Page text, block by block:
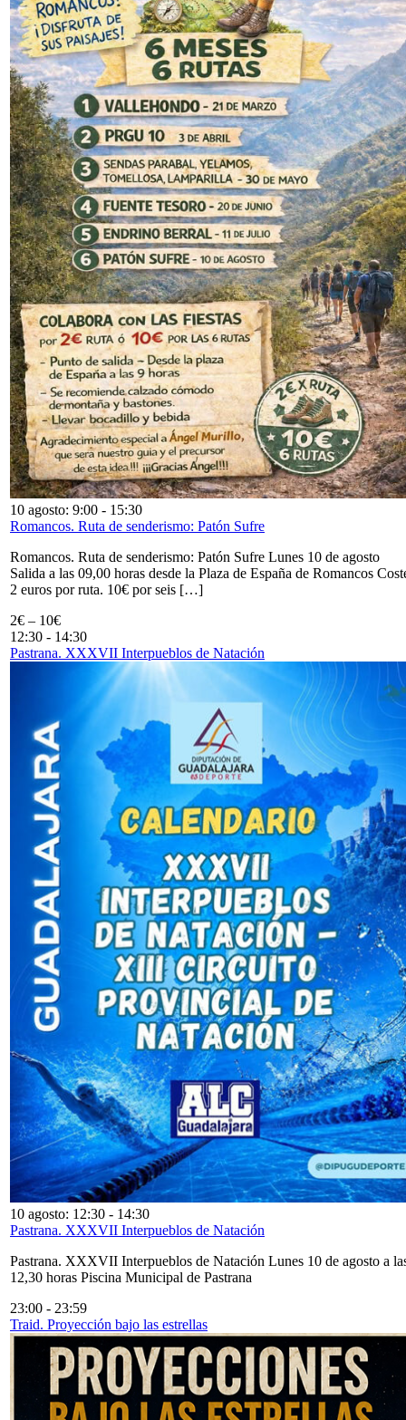
10 agosto: 9:00 - 15:30
Romancos. Ruta de senderismo: Patón Sufre
Romancos. Ruta de senderismo: Patón Sufre Lunes 10 de agosto
Salida a las 09,00 horas desde la Plaza de España de Romancos
2 euros por ruta. 10€ por seis […]
2€ – 10€
12:30 - 14:30
Pastrana. XXXVII Interpueblos de Natación
10 agosto: 12:30 - 14:30
Pastrana. XXXVII Interpueblos de Natación
Pastrana. XXXVII Interpueblos de Natación Lunes 10 de agosto a
12,30 horas Piscina Municipal de Pastrana
23:00 - 23:59
Traid. Proyección bajo las estrellas